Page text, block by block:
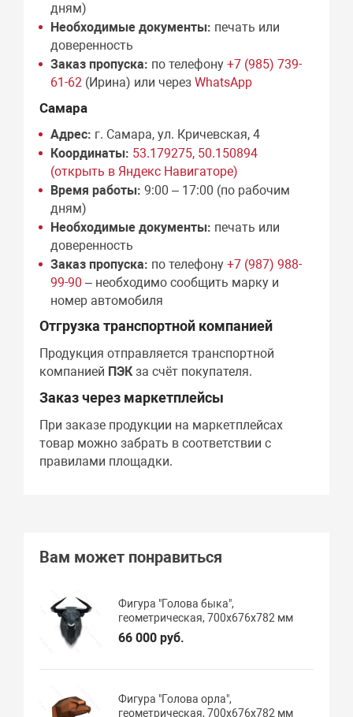
дням)
Необходимые документы: печать или
доверенность
Заказ пропуска: по телефону+7 (985) 739-
61-62 (Ирина) или черезWhatsApp
Самара
Адрес: г. Самара, ул. Кричевская, 4
Координаты: 53.179275, 50.150894
(открыть в Яндекс Навигаторе)
Время работы: 9:00 – 17:00 (по рабочим
дням)
Необходимые документы: печать или
доверенность
Заказ пропуска: по телефону+7 (987) 988-
99-90 – необходимо сообщить марку и
номер автомобиля
Отгрузка транспортной компанией
Продукция отправляется транспортной
компанией ПЭКза счёт покупателя.
Заказ через маркетплейсы
При заказе продукции на маркетплейсах
товар можно забрать в соответствии с
правилами площадки.
Вам может понравиться
Фигура "Голова быка",
геометрическая, 700х676х782 мм
66 000 руб.
Фигура "Голова орла",
геометрическая, 700х676х782 мм